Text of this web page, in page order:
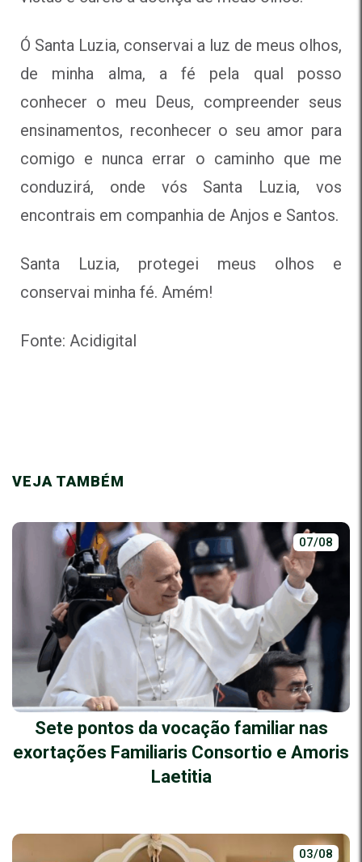
Ó Santa Luzia, conservai a luz de meus olhos,
de minha alma, a fé pela qual posso
conhecer o meu Deus, compreender seus
ensinamentos, reconhecer o seu amor para
comigo e nunca errar o caminho que me
conduzirá, onde vós Santa Luzia, vos
encontrais em companhia de Anjos e Santos.
Santa Luzia, protegei meus olhos e
conservai minha fé. Amém!
Fonte: Acidigital
VEJA TAMBÉM
07/08
Sete pontos da vocação familiar nas
exortações Familiaris Consortio e Amoris
Laetitia
03/08